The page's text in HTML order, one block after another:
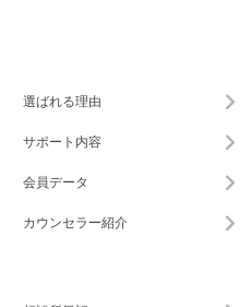
選ばれる理由
サポート内容
会員データ
カウンセラー紹介